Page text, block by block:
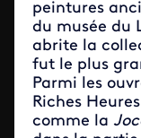
peintures
du musée du
abrite la
fut le plus
Parmi les
Riches
comme la